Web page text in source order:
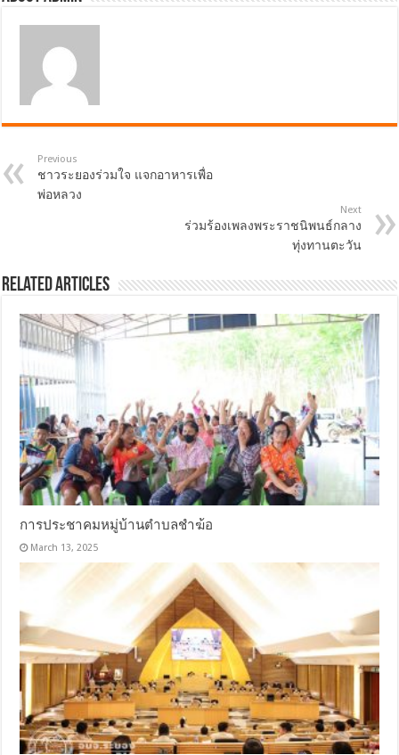
Previous
ชาวระยองร่วมใจ แจกอาหารเพื่อ
พ่อหลวง
Next
ร่วมร้องเพลงพระราชนิพนธ์กลาง
ทุ่งทานตะวัน
Related Articles
การประชาคมหมู่บ้านตำบลชำฆ้อ
March 13, 2025